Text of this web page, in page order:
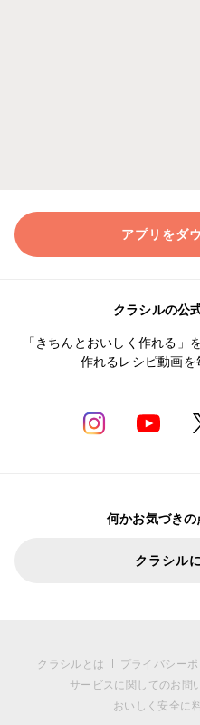
アプリをダ
クラシルの公
「きちんとおいしく作れる」
作れるレシピ動画を
何かお気づきの
クラシル
クラシルとは プライバシー
サービスに関してのお問
おいしく安全に